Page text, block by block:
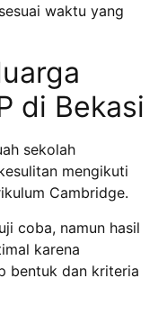
waktu yang
di Bekasi
sekolah
mengikuti
Cambridge.
coba, namun hasil
karena
bentuk dan kriteria